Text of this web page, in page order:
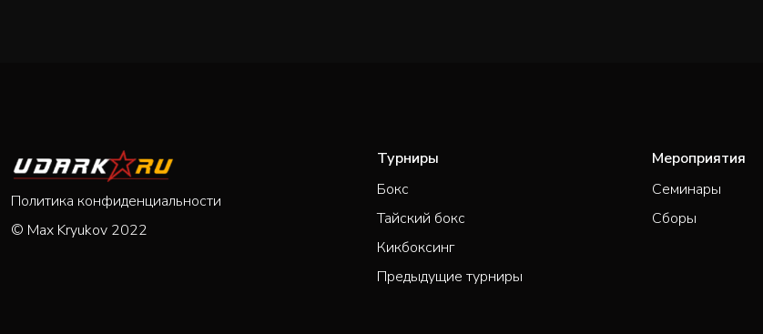
Политика конфиденциальности
© Max Kryukov 2022
Турниры
Бокс
Тайский бокс
Кикбоксинг
Предыдущие турниры
Мероприятия
Семинары
Сборы